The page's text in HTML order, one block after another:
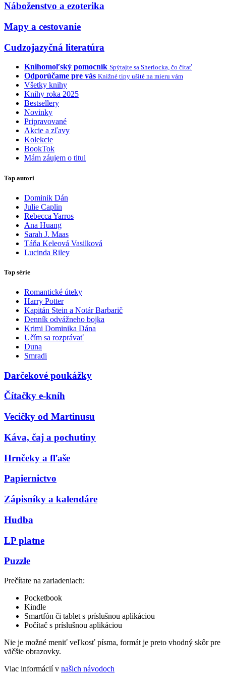
Náboženstvo a ezoterika
Mapy a cestovanie
Cudzojazyčná literatúra
Knihomoľský pomocník Spýtajte sa Sherlocka, čo čítať
Odporúčame pre vás Knižné tipy ušité na mieru vám
Všetky knihy
Knihy roka 2025
Bestsellery
Novinky
Pripravované
Akcie a zľavy
Kolekcie
BookTok
Mám záujem o titul
Top autori
Dominik Dán
Julie Caplin
Rebecca Yarros
Ana Huang
Sarah J. Maas
Táňa Keleová Vasilková
Lucinda Riley
Top série
Romantické úteky
Harry Potter
Kapitán Stein a Notár Barbarič
Denník odvážneho bojka
Krimi Dominika Dána
Učím sa rozprávať
Duna
Smradi
Darčekové poukážky
Čítačky e-kníh
Vecičky od Martinusu
Káva, čaj a pochutiny
Hrnčeky a fľaše
Papiernictvo
Zápisníky a kalendáre
Hudba
LP platne
Puzzle
Prečítate na zariadeniach:
Pocketbook
Kindle
Smartfón či tablet s príslušnou aplikáciou
Počítač s príslušnou aplikáciou
Nie je možné meniť veľkosť písma, formát je preto vhodný skôr pre
väčšie obrazovky.
Viac informácií v našich návodoch